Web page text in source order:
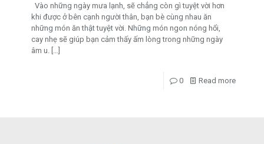
Vào những ngày mưa lạnh, sẽ chẳng còn gì tuyệt vời hơn
khi được ở bên cạnh người thân, bạn bè cùng nhau ăn
những món ăn thật tuyệt vời. Những món ngon nóng hổi,
cay nhẹ sẽ giúp bạn cảm thấy ấm lòng trong những ngày
âm u.
0 Read more